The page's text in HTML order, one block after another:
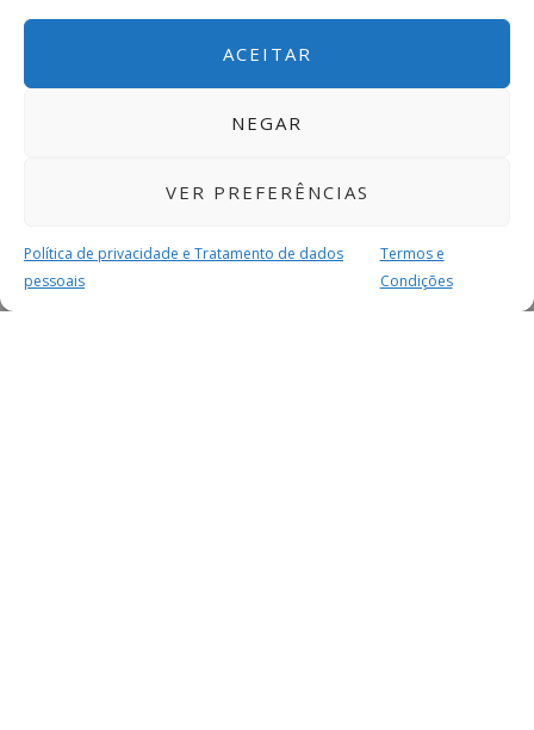
ACEITAR
NEGAR
VER PREFERÊNCIAS
Política de privacidade e Tratamento de dados
pessoais
Termos e
Condições